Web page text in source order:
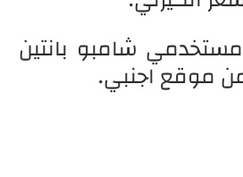
شامبو بانتين
موقع اجنبي.